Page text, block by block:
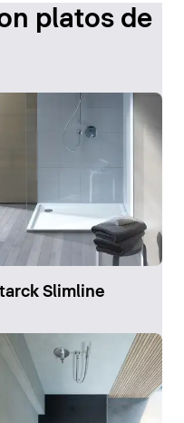
platos de
Slimline